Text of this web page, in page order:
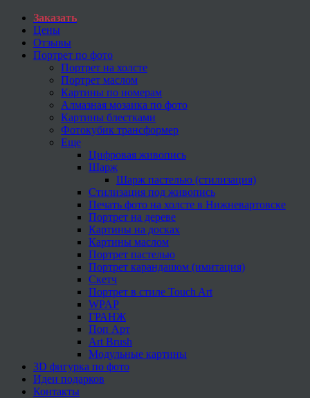
Заказать
Цены
Отзывы
Портрет по фото
Портрет на холсте
Портрет маслом
Картины по номерам
Алмазная мозаика по фото
Картины блестками
Фотокубик трансформер
Еще
Цифровая живопись
Шарж
Шарж пастелью (стилизация)
Стилизация под живопись
Печать фото на холсте в Нижневартовске
Портрет на дереве
Картины на досках
Картины маслом
Портрет пастелью
Портрет карандашом (имитация)
Скетч
Портрет в стиле Touch Art
WPAP
ГРАНЖ
Поп Арт
Art Brush
Модульные картины
3D фигурка по фото
Идеи подарков
Контакты